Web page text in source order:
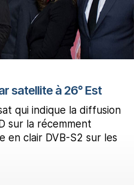
satellite à 26° Est
qui indique la diffusion
sur la récemment
en clair DVB-S2 sur les